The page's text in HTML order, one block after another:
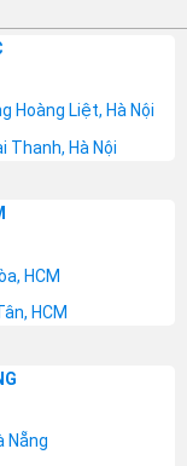
Hoàng Liệt, Hà Nội
Thanh, Hà Nội
HCM
HCM
Nẵng